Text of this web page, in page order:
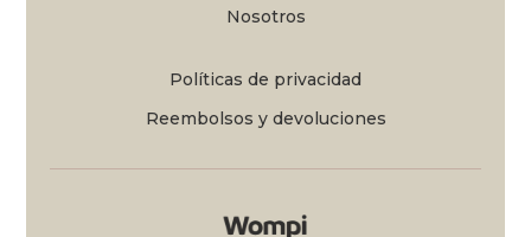
Nosotros
Políticas de privacidad
Reembolsos y devoluciones